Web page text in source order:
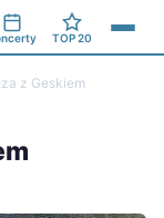
TOP 20
z Geskiem